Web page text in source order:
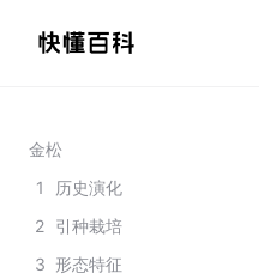
金松
1
历史演化
2 引种栽培
3 形态特征